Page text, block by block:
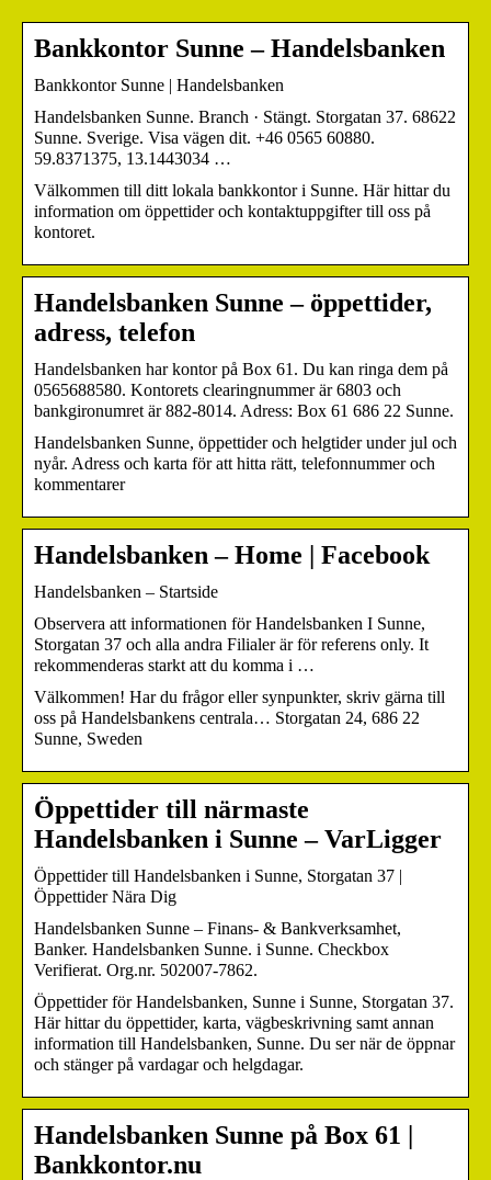
Bankkontor Sunne – Handelsbanken
Bankkontor Sunne | Handelsbanken
Handelsbanken Sunne. Branch · Stängt. Storgatan 37. 68622
Sunne. Sverige. Visa vägen dit. +46 0565 60880.
59.8371375, 13.1443034 …
Välkommen till ditt lokala bankkontor i Sunne. Här hittar du
information om öppettider och kontaktuppgifter till oss på
kontoret.
Handelsbanken Sunne – öppettider,
adress, telefon
Handelsbanken har kontor på Box 61. Du kan ringa dem på
0565688580. Kontorets clearingnummer är 6803 och
bankgironumret är 882-8014. Adress: Box 61 686 22 Sunne.
Handelsbanken Sunne, öppettider och helgtider under jul och
nyår. Adress och karta för att hitta rätt, telefonnummer och
kommentarer
Handelsbanken – Home | Facebook
Handelsbanken – Startside
Observera att informationen för Handelsbanken I Sunne,
Storgatan 37 och alla andra Filialer är för referens only. It
rekommenderas starkt att du komma i …
Välkommen! Har du frågor eller synpunkter, skriv gärna till
oss på Handelsbankens centrala… Storgatan 24, 686 22
Sunne, Sweden
Öppettider till närmaste
Handelsbanken i Sunne – VarLigger
Öppettider till Handelsbanken i Sunne, Storgatan 37 |
Öppettider Nära Dig
Handelsbanken Sunne – Finans- & Bankverksamhet,
Banker. Handelsbanken Sunne. i Sunne. Checkbox
Verifierat. Org.nr. 502007-7862.
Öppettider för Handelsbanken, Sunne i Sunne, Storgatan 37.
Här hittar du öppettider, karta, vägbeskrivning samt annan
information till Handelsbanken, Sunne. Du ser när de öppnar
och stänger på vardagar och helgdagar.
Handelsbanken Sunne på Box 61 |
Bankkontor.nu